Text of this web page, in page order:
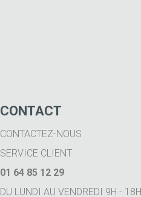
CONTACT
CONTACTEZ-NOUS
SERVICE CLIENT
01 64 85 12 29
DU LUNDI AU VENDREDI 9H - 18H